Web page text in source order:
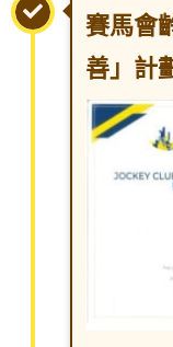
賽馬會
善」計